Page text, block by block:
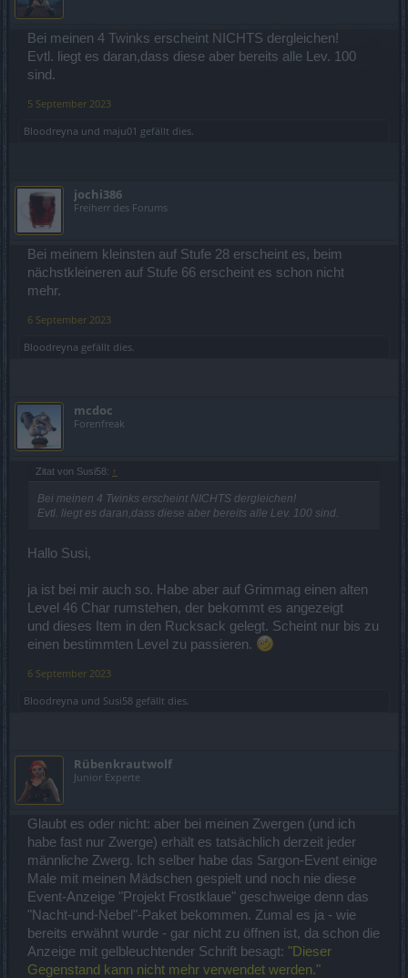
Bei meinen 4 Twinks erscheint NICHTS dergleichen!
Evtl. liegt es daran,dass diese aber bereits alle Lev. 100
sind.
5 September 2023
Bloodreyna und maju01 gefällt dies.
jochi386
Freiherr des Forums
Bei meinem kleinsten auf Stufe 28 erscheint es, beim
nächstkleineren auf Stufe 66 erscheint es schon nicht
mehr.
6 September 2023
Bloodreyna gefällt dies.
mcdoc
Forenfreak
Zitat von Susi58: ↑
Bei meinen 4 Twinks erscheint NICHTS dergleichen!
Evtl. liegt es daran,dass diese aber bereits alle Lev. 100 sind.
Hallo Susi,
ja ist bei mir auch so. Habe aber auf Grimmag einen alten
Level 46 Char rumstehen, der bekommt es angezeigt
und dieses Item in den Rucksack gelegt. Scheint nur bis zu
einen bestimmten Level zu passieren.
6 September 2023
Bloodreyna und Susi58 gefällt dies.
Rübenkrautwolf
Junior Experte
Glaubt es oder nicht: aber bei meinen Zwergen (und ich
habe fast nur Zwerge) erhält es tatsächlich derzeit jeder
männliche Zwerg. Ich selber habe das Sargon-Event einige
Male mit meinen Mädschen gespielt und noch nie diese
Event-Anzeige "Projekt Frostklaue" geschweige denn das
"Nacht-und-Nebel"-Paket bekommen. Zumal es ja - wie
bereits erwähnt wurde - gar nicht zu öffnen ist, da schon die
Anzeige mit gelbleuchtender Schrift besagt: "Dieser
Gegenstand kann nicht mehr verwendet werden."